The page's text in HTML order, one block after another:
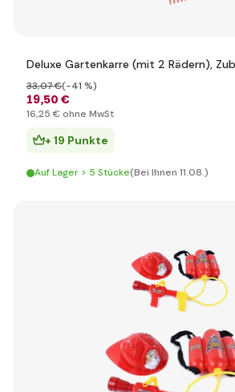
Deluxe Gartenkarre (mit 2 Rädern),
19,50 €
33,07 €(-41 %)
16,25 € ohne MwSt
+ 19 Punkte
Auf Lager > 5 Stücke(Bei Ihnen 11.08.)